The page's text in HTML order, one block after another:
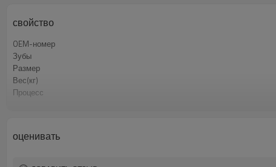
свойство
OEM-номер
Зубы
Размер
Вес(кг)
Процесс
Обработка поверхности
оценивать